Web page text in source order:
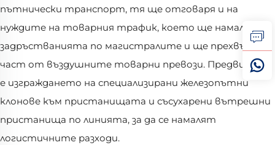
пътнически транспорт, тя ще отговаря и на
нуждите на товарния трафик, което ще намали
задръстванията по магистралите и ще прехвърли
част от въздушните товарни превози. Предвидено
е изграждането на специализирани железопътни
клонове към пристанищата и съсухарени вътрешни
пристанища по линията, за да се намалят
логистичните разходи.